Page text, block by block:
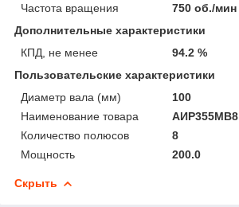
Частота вращения
750 об./мин
Дополнительные характеристики
КПД, не менее
94.2 %
Пользовательские характеристики
Диаметр вала (мм)
100
Наименование товара
АИР355МВ8
Количество полюсов
8
Мощность
200.0
Скрыть